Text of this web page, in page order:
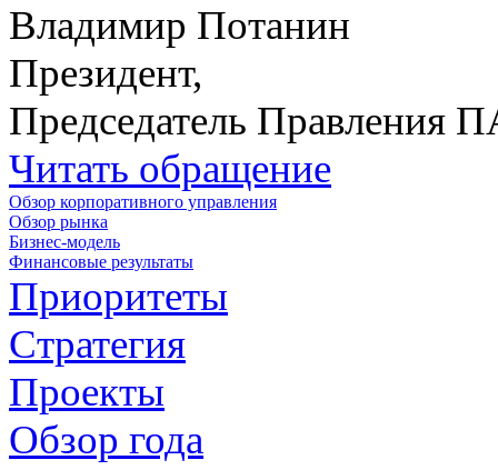
Владимир Потанин
Президент,
Председатель Правления
Читать обращение
Обзор корпоративного управления
Обзор рынка
Бизнес-модель
Финансовые результаты
Приоритеты
Стратегия
Проекты
Обзор года